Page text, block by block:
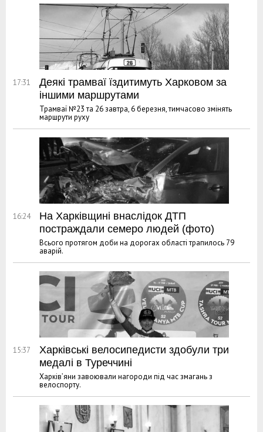
17:31
Деякі трамваї їздитимуть Харковом за
іншими маршрутами
Трамваї №23 та 26 завтра, 6 березня, тимчасово змінять
маршрути руху
16:24
На Харківщині внаслідок ДТП
постраждали семеро людей (фото)
Всього протягом доби на дорогах області трапилось 79
аварій.
15:37
Харківські велосипедисти здобули три
медалі в Туреччині
Харків’яни завоювали нагороди під час змагань з
велоспорту.